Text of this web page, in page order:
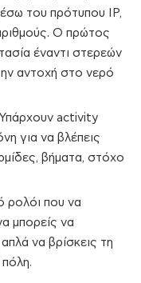
του πρότυπου IP,
Ο πρώτος
έναντι στερεών
αντοχή στο νερό
activity
για να βλέπεις
βήματα, στόχο
ρολόι που να
μπορείς να
να βρίσκεις τη